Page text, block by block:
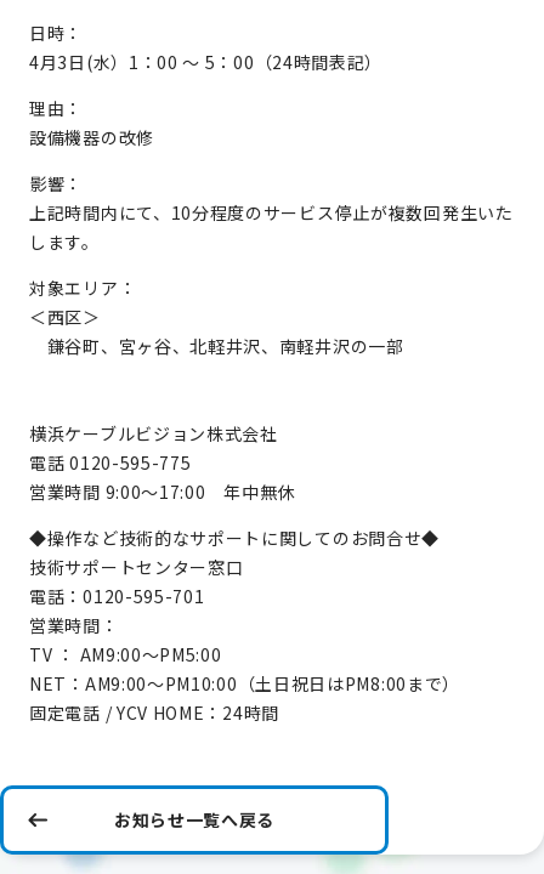
日時：
4月3日(水）1：00 ～ 5：00（24時間表記）
理由：
設備機器の改修
影響：
上記時間内にて、10分程度のサービス停止が複数回発生いた
します。
対象エリア：
＜西区＞
鎌谷町、宮ヶ谷、北軽井沢、南軽井沢の一部
横浜ケーブルビジョン株式会社
電話 0120-595-775
営業時間 9:00～17:00 年中無休
◆操作など技術的なサポートに関してのお問合せ◆
技術サポートセンター窓口
電話：0120-595-701
営業時間：
TV ： AM9:00～PM5:00
NET：AM9:00～PM10:00（土日祝日はPM8:00まで）
固定電話 / YCV HOME：24時間
お知らせ一覧へ戻る